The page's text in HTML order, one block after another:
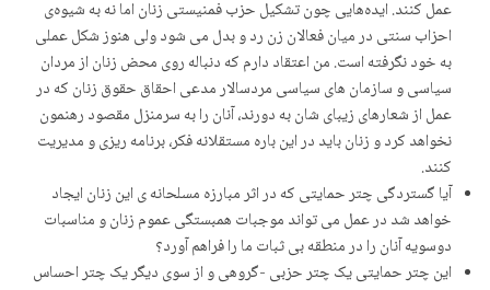
عمل کنند. ایدەهایی چون تشکیل حزب فمنیستی زنان اما نە بە شیوەی
احزاب سنتی در میان فعالان زن رد و بدل می شود ولی هنوز شکل عملی
به خود نگرفتە است. من اعتقاد دارم کە دنبالە روی محض زنان از مردان
سیاسی و سازمان های سیاسی مردسالار مدعی احقاق حقوق زنان کە در
عمل از شعارهای زیبای شان به دورند، آنان را بە سرمنزل مقصود رهنمون
نخواهد کرد و زنان باید در این بارە مستقلانە فکر، برنامە ریزی و مدیریت
کنند.
آیا گستردگی چتر حمایتی که در اثر مبارزه مسلحانه ی این زنان ایجاد
خواهد شد در عمل می تواند موجبات همبستگی عموم زنان و مناسبات
دوسویه آنان را در منطقه بی ثبات ما را فراهم آورد؟
این چتر حمایتی یک چتر حزبی -گروهی و از سوی دیگر یک چتر احساس